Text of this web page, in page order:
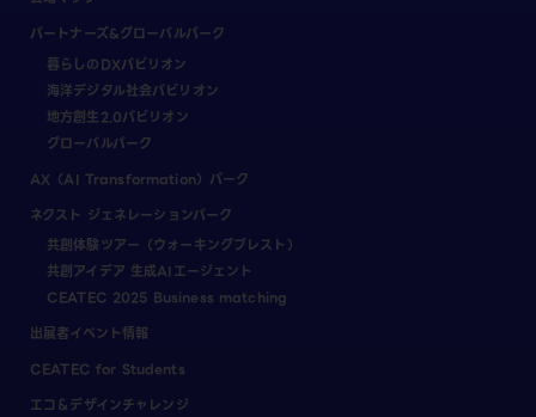
パートナーズ&グローバルパーク
暮らしのDXパビリオン
海洋デジタル社会パビリオン
地方創生2.0パビリオン
グローバルパーク
AX（AI Transformation）パーク
ネクスト ジェネレーションパーク
共創体験ツアー（ウォーキングブレスト）
共創アイデア 生成AIエージェント
CEATEC 2025 Business matching
出展者イベント情報
CEATEC for Students
エコ＆デザインチャレンジ